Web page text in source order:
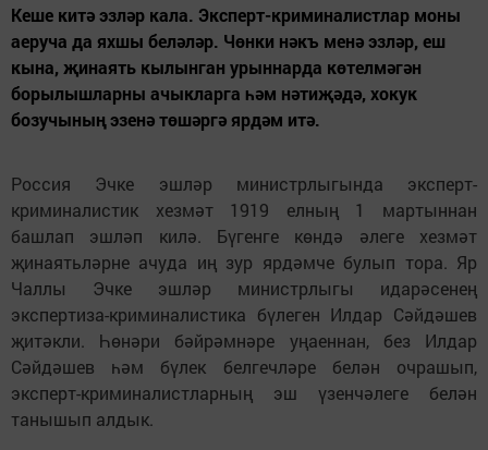
Кеше китә эзләр кала. Эксперт-криминалистлар моны
аеруча да яхшы беләләр. Чөнки нәкъ менә эзләр, еш
кына, җинаять кылынган урыннарда көтелмәгән
борылышларны ачыкларга һәм нәтиҗәдә, хокук
бозучының эзенә төшәргә ярдәм итә.
Россия Эчке эшләр министрлыгында эксперт-
криминалистик хезмәт 1919 елның 1 мартыннан
башлап эшләп килә. Бүгенге көндә әлеге хезмәт
җинаятьләрне ачуда иң зур ярдәмче булып тора. Яр
Чаллы Эчке эшләр министрлыгы идарәсенең
экспертиза-криминалистика бүлеген Илдар Сәйдәшев
җитәкли. Һөнәри бәйрәмнәре уңаеннан, без Илдар
Сәйдәшев һәм бүлек белгечләре белән очрашып,
эксперт-криминалистларның эш үзенчәлеге белән
танышып алдык.